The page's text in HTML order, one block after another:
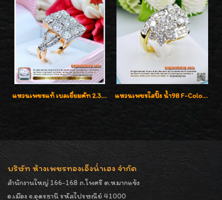
แหวนเพชรแท้ เบลเยี่ยมคัท 2.39 กะรัต น้ำ 98 F-Color/VVS ดีไซน์หน้ากว้างหรูเต็มนิ้ว แหวนเพชรใสปิ๊ง น้ำ98 F-Color/VVS1 น้ำหนักเพชรรวม 2.56 กะรัต ใส่เต็มนิ้วเพชรเป็นน้ำเป็นเนื้อสวยมากๆค่ะ
บริษัท ห้างเพชรทองเอ็งน่ำเฮง จำกัด
สำนักงานใหญ่ 166-168 ถ.โพศรี ต.หมากแข้ง
อ.เมือง จ.อุดรธานี รหัสไปรษณีย์ 41000